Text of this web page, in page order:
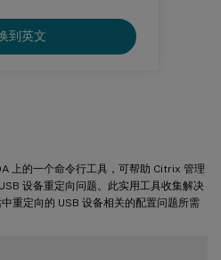
到英文
上的一个命令行工具，可帮助 Citrix 管理
设备重定向问题。此实用工具收集解决
重定向的 USB 设备相关的配置问题所需